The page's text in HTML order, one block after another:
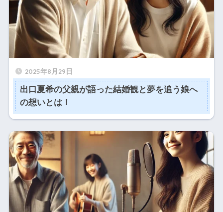
2025年8月29日
出口夏希の父親が語った結婚観と夢を追う娘へ
の想いとは！